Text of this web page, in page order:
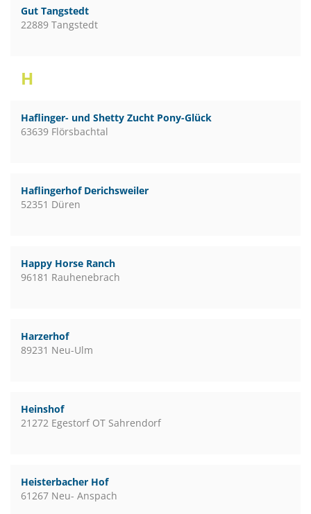
Gut Tangstedt
22889 Tangstedt
H
Haflinger- und Shetty Zucht Pony-Glück
63639 Flörsbachtal
Haflingerhof Derichsweiler
52351 Düren
Happy Horse Ranch
96181 Rauhenebrach
Harzerhof
89231 Neu-Ulm
Heinshof
21272 Egestorf OT Sahrendorf
Heisterbacher Hof
61267 Neu- Anspach